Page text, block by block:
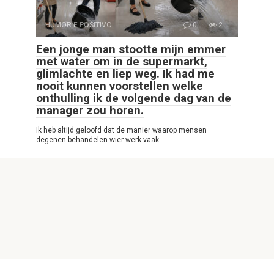
HUMOR E POSITIVO 0 2
Een jonge man stootte mijn emmer
met water om in de supermarkt,
glimlachte en liep weg. Ik had me
nooit kunnen voorstellen welke
onthulling ik de volgende dag van de
manager zou horen.
Ik heb altijd geloofd dat de manier waarop mensen
degenen behandelen wier werk vaak